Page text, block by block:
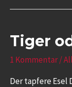
Tiger
1 Kommentar/
Der tapfere Esel